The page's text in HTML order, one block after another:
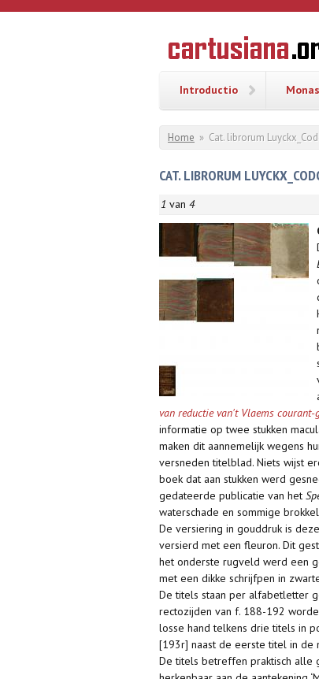
Overslaan en naar de inhoud gaan
Geschiedenis
van de
Introductio
U bent hier
Home » Cat. librorum
CAT. LIBRORUM
1 van 4
van reductie van't Vlaems
informatie op twee stukken
maken dit aannemelijk wegens
versneden titelblad. Niets wijst
boek dat aan stukken werd
gedateerde publicatie van het
waterschade en sommige
De versiering in gouddruk is
versierd met een fleuron. Dit
het onderste rugveld werd een
met een dikke schrijfpen in
De titels staan per alfabetletter
rectozijden van f. 188-192
losse hand telkens drie titels in
[193r] naast de eerste titel in de
De titels betreffen praktisch alle